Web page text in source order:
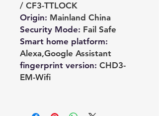
/ CF3-TTLOCK
Origin: Mainland China
Security Mode: Fail Safe
Smart home platform:
Alexa,Google Assistant
fingerprint version: CHD3-
EM-Wifi